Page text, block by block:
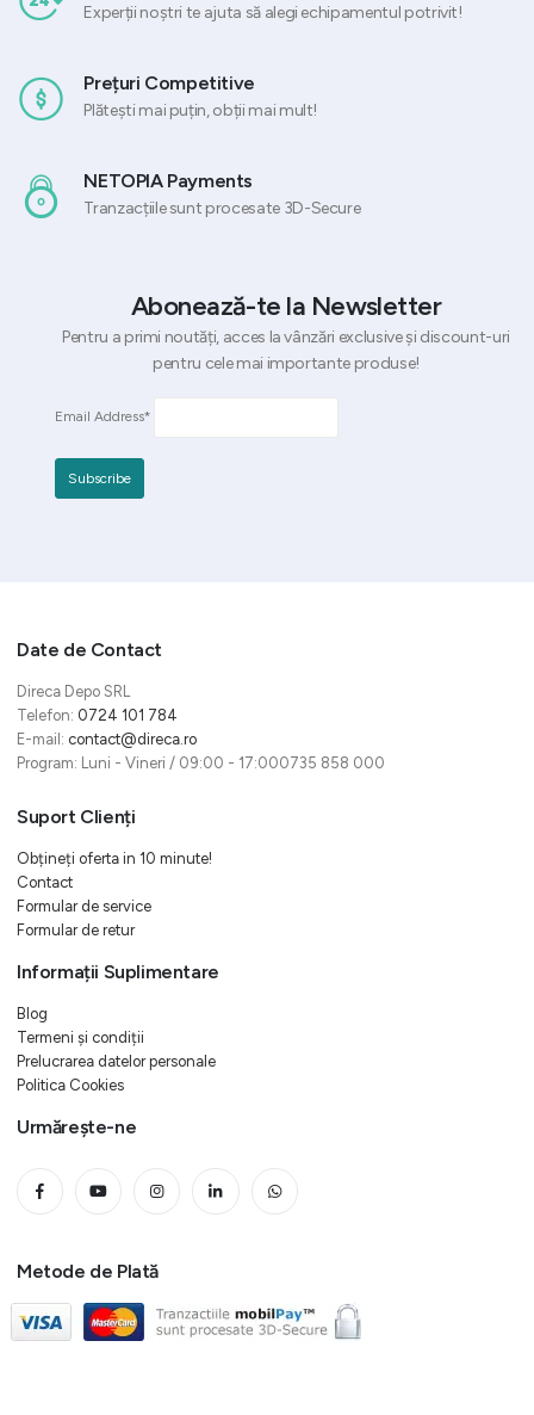
Experții noștri te ajuta să alegi echipamentul potrivit!
Prețuri Competitive
Plătești mai puțin, obții mai mult!
NETOPIA Payments
Tranzacțiile sunt procesate 3D-Secure
Abonează-te la Newsletter
Pentru a primi noutăți, acces la vânzări exclusive și discount-uri
pentru cele mai importante produse!
Email Address*
Date de Contact
Direca Depo SRL
Telefon: 0724 101 784
E-mail: contact@direca.ro
Program: Luni - Vineri / 09:00 - 17:000735 858 000
Suport Clienți
Obțineți oferta in 10 minute!
Contact
Formular de service
Formular de retur
Informații Suplimentare
Blog
Termeni și condiții
Prelucrarea datelor personale
Politica Cookies
Urmărește-ne
Metode de Plată